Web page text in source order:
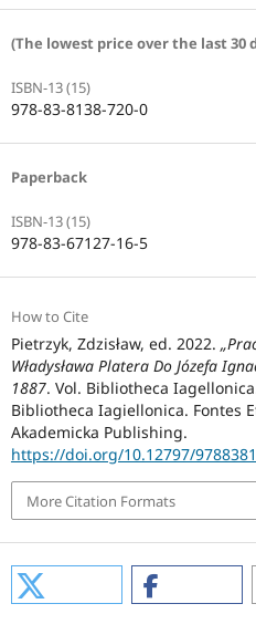
(The lowest price over the last 30
ISBN-13 (15)
978-83-8138-720-0
Paperback
ISBN-13 (15)
978-83-67127-16-5
How to Cite
Pietrzyk, Zdzisław, ed. 2022.
Władysława Platera Do Józefa
1887. Vol. Bibliotheca
Bibliotheca Iagiellonica. Fontes
Akademicka Publishing.
https://doi.org/10.12797/
More Citation Formats